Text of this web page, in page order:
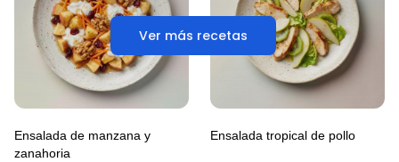
Ver más recetas
Ensalada de manzana y
zanahoria
Ensalada tropical de pollo